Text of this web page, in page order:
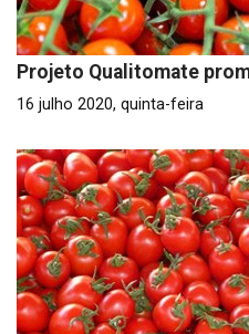
Projeto Qualitomate
16 julho 2020, quinta-feira